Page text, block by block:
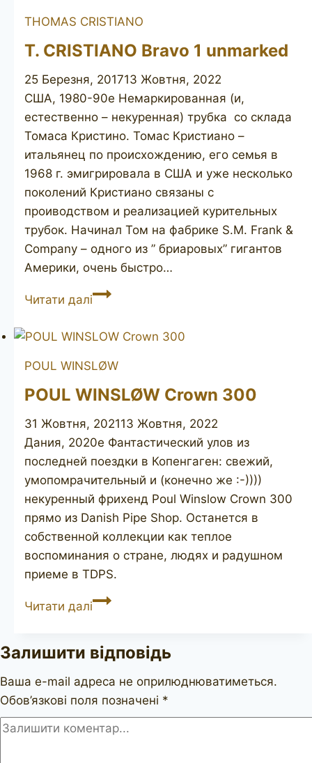
THOMAS CRISTIANO
T. CRISTIANO Bravo 1 unmarked
25 Березня, 201713 Жовтня, 2022
США, 1980-90е Немаркированная (и,
естественно – некуренная) трубка со склада
Томаса Кристино. Томас Кристиано –
итальянец по происхождению, его семья в
1968 г. эмигрировала в США и уже несколько
поколений Кристиано связаны с
проиводством и реализацией курительных
трубок. Начинал Том на фабрике S.M. Frank &
Company – одного из ” бриаровых” гигантов
Америки, очень быстро…
Читати даліT.
Bravo
unmarked
POUL WINSLØW
POUL WINSLØW Crown 300
31 Жовтня, 202113 Жовтня, 2022
Дания, 2020е Фантастический улов из
последней поездки в Копенгаген: свежий,
умопомрачительный и (конечно же :-))))
некуренный фрихенд Poul Winslow Crown 300
прямо из Danish Pipe Shop. Останется в
собственной коллекции как теплое
воспоминания о стране, людях и радушном
приеме в TDPS.
Читати даліPOUL
300
Залишити відповідь
Ваша e-mail адреса не оприлюднюватиметься.
Обов’язкові поля позначені *